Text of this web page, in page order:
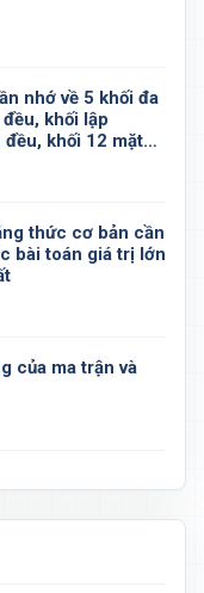
nhớ về 5 khối đa
khối lập
khối 12 mặt
thức cơ bản cần
bài toán giá trị lớn
của ma trận và